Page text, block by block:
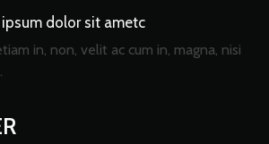
dolor sit ametc
in, non, velit ac cum in, magna, nisi